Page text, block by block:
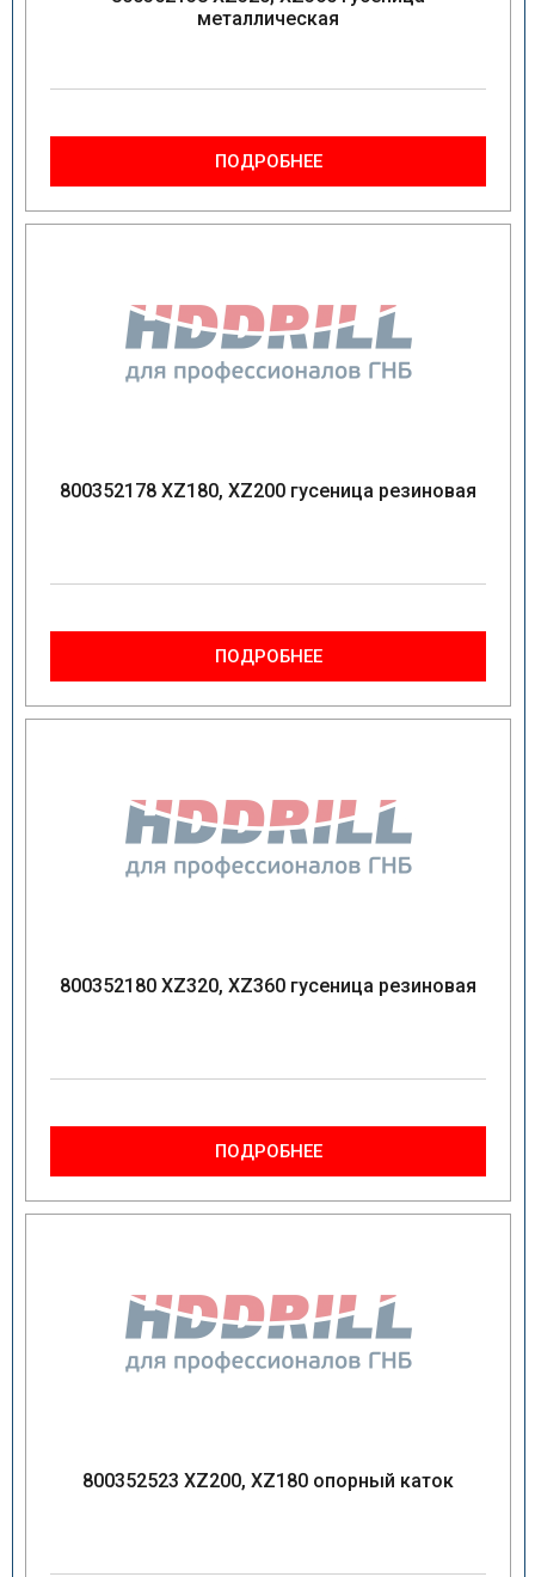
металлическая
ПОДРОБНЕЕ
800352178 XZ180, XZ200 гусеница резиновая
ПОДРОБНЕЕ
800352180 XZ320, XZ360 гусеница резиновая
ПОДРОБНЕЕ
800352523 XZ200, XZ180 опорный каток